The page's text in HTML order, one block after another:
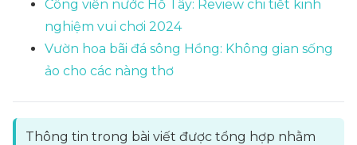
Công viên nước Hồ Tây: Review chi tiết kinh
nghiệm vui chơi 2024
Vườn hoa bãi đá sông Hồng: Không gian sống
ảo cho các nàng thơ
Thông tin trong bài viết được tổng hợp nhằm